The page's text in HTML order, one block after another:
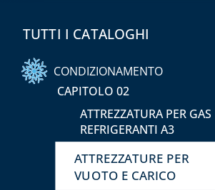
TUTTI I CATALOGHI
CONDIZIONAMENTO
CAPITOLO 01
CAPITOLO 02
ATTREZZATURA PER GAS
REFRIGERANTI A3
ATTREZZATURE PER
VUOTO E CARICO